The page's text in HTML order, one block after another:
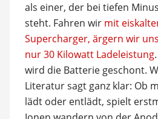
als einer, der bei tiefen
steht. Fahren wir mit
Supercharger, ärgern wir
nur 30 Kilowatt Ladeleistung
wird die Batterie geschont.
Literatur sagt ganz klar: Ob
lädt oder entlädt, spielt